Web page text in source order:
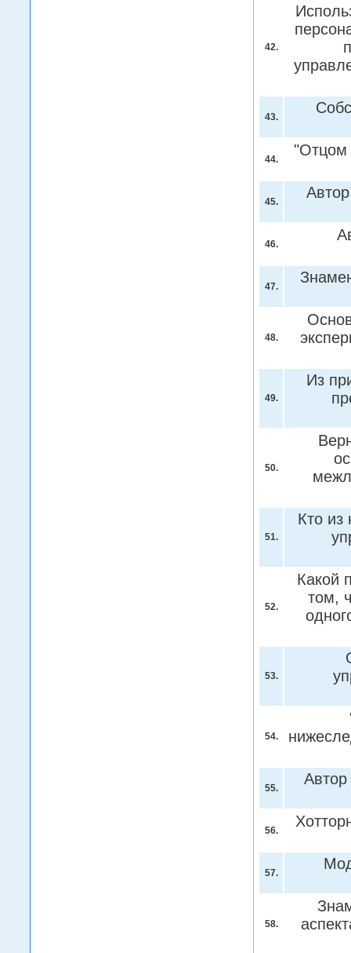
42.
43.
44.
"Отцом
45.
46.
47.
48.
49.
Из
50.
51.
Кто из
52.
Какой
том,
53.
54.
55.
56.
57.
58.